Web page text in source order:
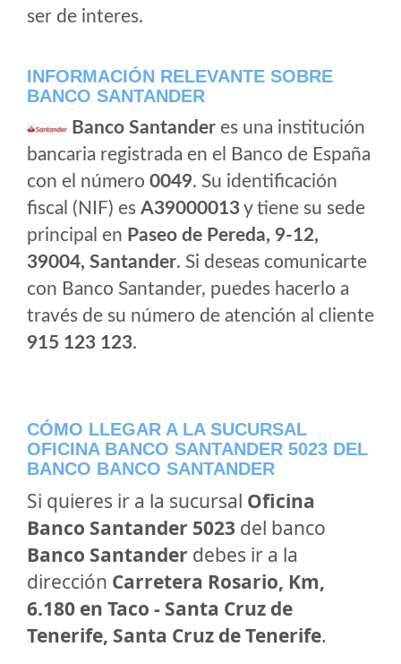
ser de interes.
INFORMACIÓN RELEVANTE SOBRE
BANCO SANTANDER
Banco Santander es una institución
bancaria registrada en el Banco de España
con el número 0049. Su identificación
fiscal (NIF) es A39000013y tiene su sede
principal en Paseo de Pereda, 9-12,
39004, Santander. Si deseas comunicarte
con Banco Santander, puedes hacerlo a
través de su número de atención al cliente
915 123 123.
CÓMO LLEGAR A LA SUCURSAL
OFICINA BANCO SANTANDER 5023 DEL
BANCO BANCO SANTANDER
Si quieres ir a la sucursal Oficina
Banco Santander 5023 del banco
Banco Santander debes ir a la
dirección Carretera Rosario, Km,
6.180 en Taco - Santa Cruz de
Tenerife, Santa Cruz de Tenerife.